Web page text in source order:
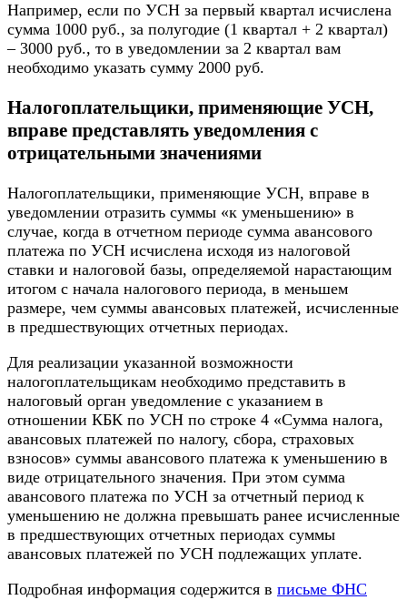
Например, если по УСН за первый квартал исчислена
сумма 1000 руб., за полугодие (1 квартал + 2 квартал)
– 3000 руб., то в уведомлении за 2 квартал вам
необходимо указать сумму 2000 руб.
Налогоплательщики, применяющие УСН,
вправе представлять уведомления с
отрицательными значениями
Налогоплательщики, применяющие УСН, вправе в
уведомлении отразить суммы «к уменьшению» в
случае, когда в отчетном периоде сумма авансового
платежа по УСН исчислена исходя из налоговой
ставки и налоговой базы, определяемой нарастающим
итогом с начала налогового периода, в меньшем
размере, чем суммы авансовых платежей, исчисленные
в предшествующих отчетных периодах.
Для реализации указанной возможности
налогоплательщикам необходимо представить в
налоговый орган уведомление с указанием в
отношении КБК по УСН по строке 4 «Сумма налога,
авансовых платежей по налогу, сбора, страховых
взносов» суммы авансового платежа к уменьшению в
виде отрицательного значения. При этом сумма
авансового платежа по УСН за отчетный период к
уменьшению не должна превышать ранее исчисленные
в предшествующих отчетных периодах суммы
авансовых платежей по УСН подлежащих уплате.
Подробная информация содержится в письме ФНС